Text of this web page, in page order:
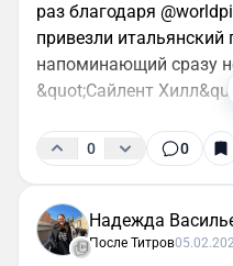
раз благодаря
привезли итальянский
напоминающий сразу
&quot;Сайлент
0 0
Надежда
После Титров